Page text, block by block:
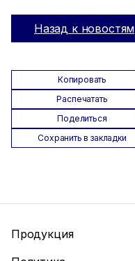
Назад к новостям
Копировать
Распечатать
Поделиться
Сохранить в закладки
Продукция